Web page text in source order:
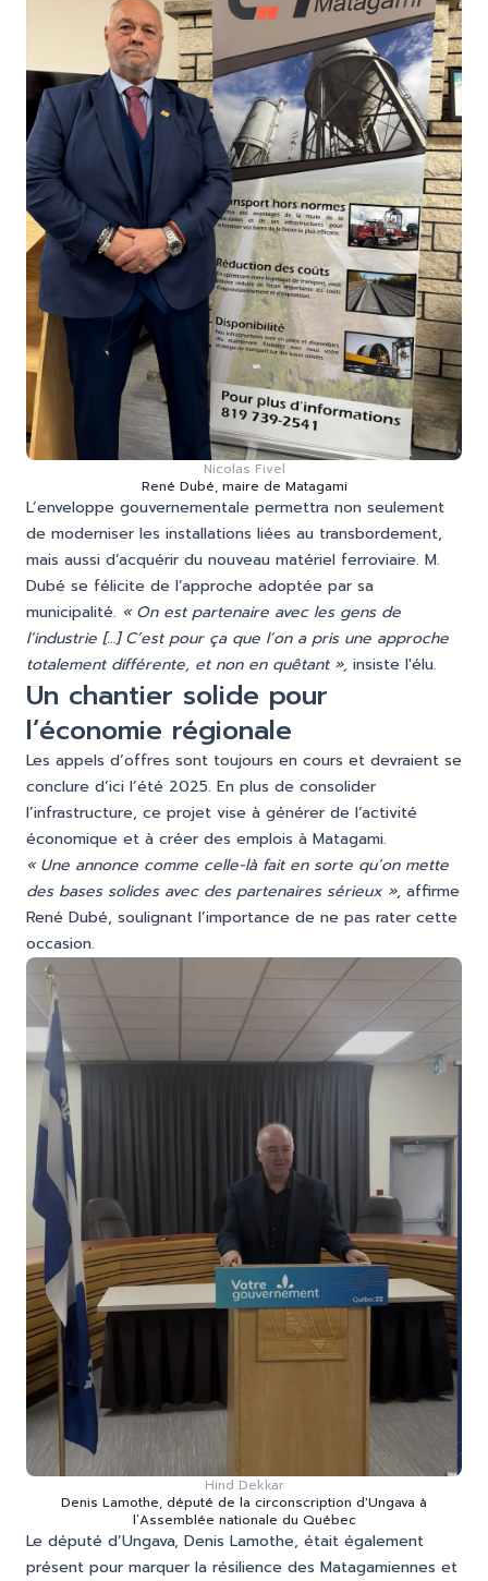
Nicolas Fivel
René Dubé, maire de Matagami
L’enveloppe gouvernementale permettra non seulement
de moderniser les installations liées au transbordement,
mais aussi d’acquérir du nouveau matériel ferroviaire. M.
Dubé se félicite de l’approche adoptée par sa
municipalité. « On est partenaire avec les gens de
l’industrie […] C’est pour ça que l’on a pris une approche
totalement différente, et non en quêtant », insiste l'élu.
Un chantier solide pour
l’économie régionale
Les appels d’offres sont toujours en cours et devraient se
conclure d’ici l’été 2025. En plus de consolider
l’infrastructure, ce projet vise à générer de l’activité
économique et à créer des emplois à Matagami.
« Une annonce comme celle-là fait en sorte qu’on mette
des bases solides avec des partenaires sérieux », affirme
René Dubé, soulignant l’importance de ne pas rater cette
occasion.
Hind Dekkar
Denis Lamothe, député de la circonscription d'Ungava à
l’Assemblée nationale du Québec
Le député d’Ungava, Denis Lamothe, était également
présent pour marquer la résilience des Matagamiennes et